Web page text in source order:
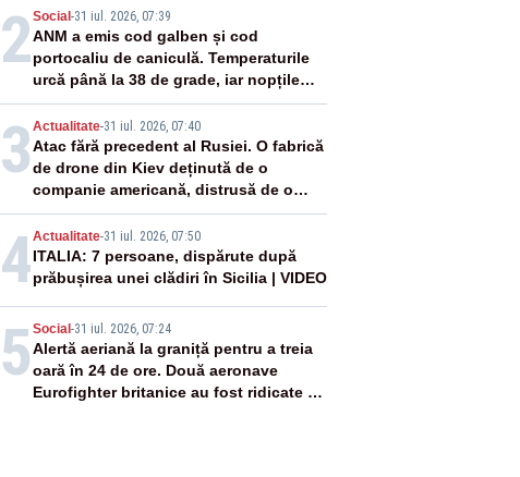
2Social -31 iul. 2026, 07:39
ANM a emis cod galben și cod
portocaliu de caniculă. Temperaturile
urcă până la 38 de grade, iar nopțile
devin tropicale
3 Actualitate-31 iul. 2026, 07:40
Atac fără precedent al Rusiei. O fabrică
de drone din Kiev deținută de o
companie americană, distrusă de o
rachetă rusească
4Actualitate-31 iul. 2026, 07:50
ITALIA: 7 persoane, dispărute după
prăbușirea unei clădiri în Sicilia | VIDEO
5 Social -31 iul. 2026, 07:24
Alertă aeriană la graniță pentru a treia
oară în 24 de ore. Două aeronave
Eurofighter britanice au fost ridicate de